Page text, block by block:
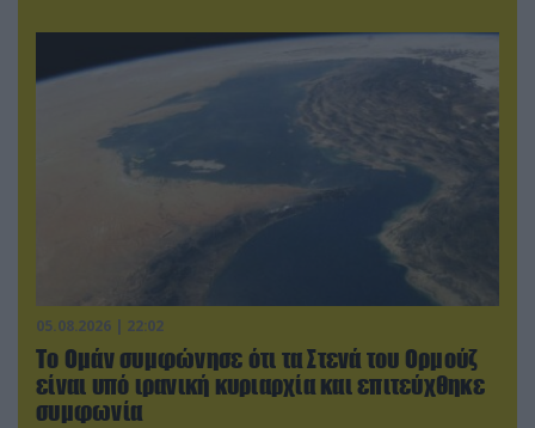
05.08.2026 | 22:02
Το Ομάν συμφώνησε ότι τα Στενά του Ορμούζ
είναι υπό ιρανική κυριαρχία και επιτεύχθηκε
συμφωνία